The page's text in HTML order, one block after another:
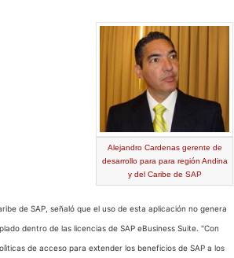
Alejandro Cardenas gerente de
desarrollo para para región Andina
y del Caribe de SAP
de SAP, señaló que el uso de esta aplicación no genera
dentro de las licencias de SAP eBusiness Suite. "Con
de acceso para extender los beneficios de SAP a los